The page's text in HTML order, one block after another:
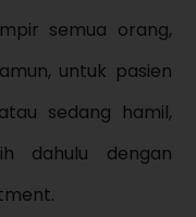
semua orang,
untuk pasien
sedang hamil,
dahulu dengan